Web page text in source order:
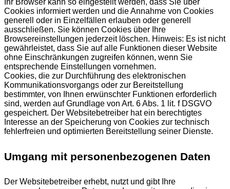
Ihr Browser kann so eingestellt werden, dass Sie über
Cookies informiert werden und die Annahme von Cookies
generell oder in Einzelfällen erlauben oder generell
ausschließen. Sie können Cookies über Ihre
Browsereinstellungen jederzeit löschen. Hinweis: Es ist nicht
gewährleistet, dass Sie auf alle Funktionen dieser Website
ohne Einschränkungen zugreifen können, wenn Sie
entsprechende Einstellungen vornehmen.
Cookies, die zur Durchführung des elektronischen
Kommunikationsvorgangs oder zur Bereitstellung
bestimmter, von Ihnen erwünschter Funktionen erforderlich
sind, werden auf Grundlage von Art. 6 Abs. 1 lit. f DSGVO
gespeichert. Der Websitebetreiber hat ein berechtigtes
Interesse an der Speicherung von Cookies zur technisch
fehlerfreien und optimierten Bereitstellung seiner Dienste.
Umgang mit personenbezogenen Daten
Der Websitebetreiber erhebt, nutzt und gibt Ihre